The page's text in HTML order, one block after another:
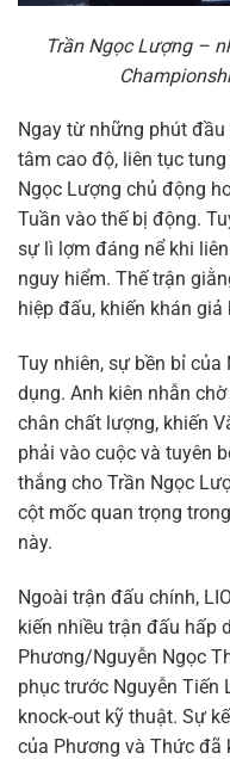
Trần Ngọc Lượng –
Ngay từ những phút
tâm cao độ, liên tục
Ngọc Lượng chủ động
Tuần vào thế bị động.
sự lì lợm đáng nể khi
nguy hiểm. Thế trận
hiệp đấu, khiến khán
Tuy nhiên, sự bền bỉ
dụng. Anh kiên nhẫn
chân chất lượng, khiến
phải vào cuộc và tuyên
thắng cho Trần Ngọc
cột mốc quan trọng
này.
Ngoài trận đấu chính,
kiến nhiều trận đấu hấp
Phương/Nguyễn Ngọc
phục trước Nguyễn Tiến
knock-out kỹ thuật. Sự
của Phương và Thức đã